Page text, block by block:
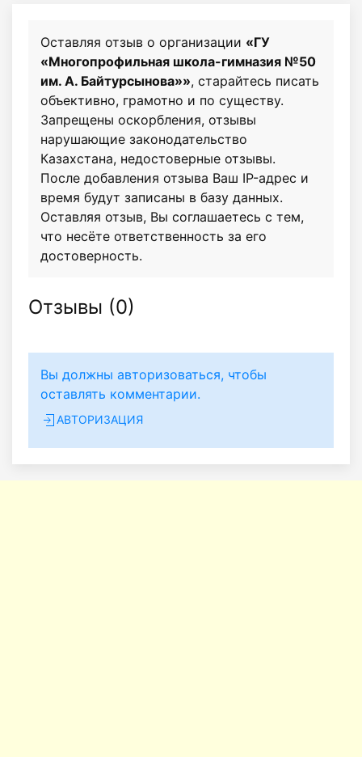
Оставляя отзыв о организации «ГУ
«Многопрофильная школа-гимназия №50
им. А. Байтурсынова»», старайтесь писать
объективно, грамотно и по существу.
Запрещены оскорбления, отзывы
нарушающие законодательство
Казахстана, недостоверные отзывы.
После добавления отзыва Ваш IP-адрес и
время будут записаны в базу данных.
Оставляя отзыв, Вы соглашаетесь с тем,
что несёте ответственность за его
достоверность.
Отзывы (0)
Вы должны авторизоваться, чтобы
оставлять комментарии.
АВТОРИЗАЦИЯ